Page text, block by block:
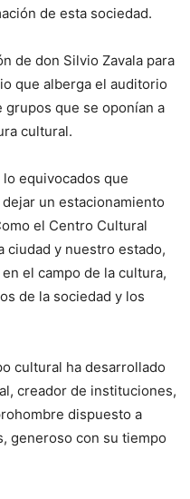
de esta sociedad.
de don Silvio Zavala para
que alberga el auditorio
grupos que se oponían a
cultural.
equivocados que
un estacionamiento
el Centro Cultural
ciudad y nuestro estado,
el campo de la cultura,
de la sociedad y los
cultural ha desarrollado
creador de instituciones,
dispuesto a
generoso con su tiempo